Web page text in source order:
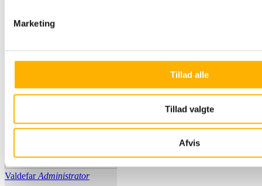
Marketing
Tillad alle
Tillad valgte
Afvis
Valdefar Administrator